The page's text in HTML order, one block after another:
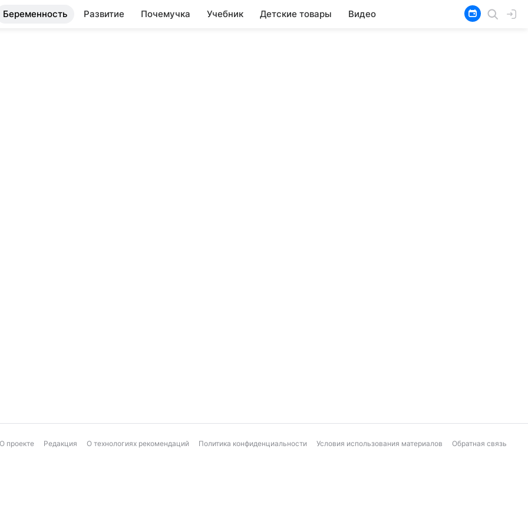
Беременность Развитие Почемучка Учебник Детские товары Видео
О проекте Редакция О технологиях рекомендаций Политика конфиденциальности Условия использования материалов Обратная связь